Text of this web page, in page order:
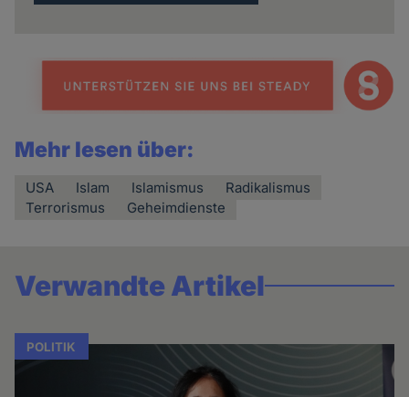
Mehr lesen über:
USA Islam Islamismus
Radikalismus
Terrorismus
Geheimdienste
Verwandte Artikel
POLITIK